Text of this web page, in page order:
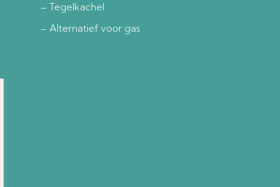
– Tegelkachel
– Alternatief voor gas